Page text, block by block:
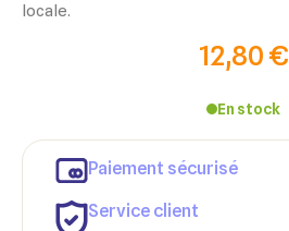
locale.
12,80 €
En stock
Paiement sécurisé
Service client